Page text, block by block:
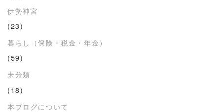
伊勢神宮
(23)
暮らし（保険・税金・年金）
(59)
未分類
(18)
本ブログについて